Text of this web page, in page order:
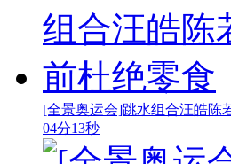
[全景奥运会]跳水组合汪皓陈
04分13秒